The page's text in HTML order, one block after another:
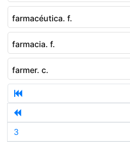
farmacéutica. f.
farmacia. f.
farmer. c.
3